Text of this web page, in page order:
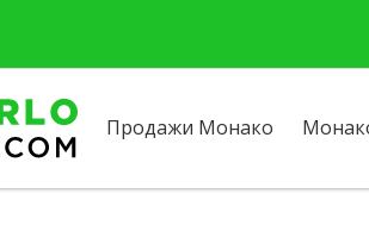
Продажи Монако